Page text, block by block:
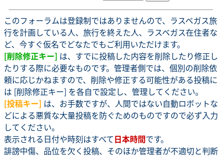
このフォーラムは登録制ではありませんので、ラスベガス旅
行を計画している人、旅行を終えた人、ラスベガス在住者な
ど、今すぐ仮名でどなたでもご利用いただけます。
[削除修正キー] は、すでに投稿した内容を削除したり修正し
たりする際に必要なものです。管理者側では、個別の削除依
頼に応じかねますので、削除や修正する可能性がある投稿に
は [削除修正キー] を各自で設定し、管理してください。
[投稿キー] は、お手数ですが、人間ではない自動ロボットな
どによる悪質な大量投稿を防ぐためのものですので必ず入力
してください。
表示される日付や時刻はすべて日本時間です。
誹謗中傷、品位を欠く投稿、そのほか管理者が不適切と判断